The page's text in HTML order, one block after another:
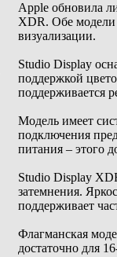
Apple обновила
XDR. Обе модели
визуализации.
Studio Display
поддержкой
поддерживается
Модель имеет
подключения
питания – этого
Studio Display
затемнения.
поддерживает
Флагманская
достаточно для